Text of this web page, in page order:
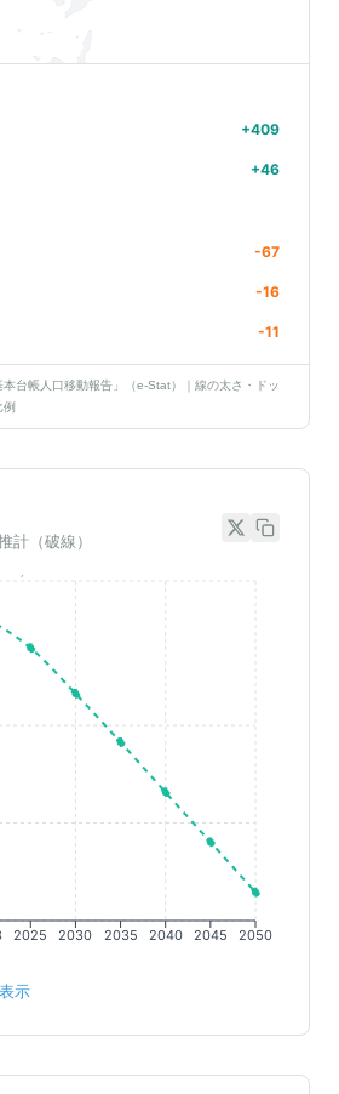
+409
+46
-67
-16
-11
台帳人口移動報告」（e-Stat）｜線の太さ・ドッ
計（破線）
2025 2030 2035 2040 2045 2050
示